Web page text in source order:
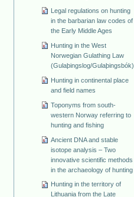
Legal regulations on hunting
in the barbarian law codes of
the Early Middle Ages
Hunting in the West
Norwegian Gulathing Law
(Gulaþingslog/Gulaþingsbók)
Hunting in continental place
and field names
Toponyms from south-
western Norway referring to
hunting and fishing
Ancient DNA and stable
isotope analysis – Two
innovative scientific methods
in the archaeology of hunting
Hunting in the territory of
Lithuania from the Late